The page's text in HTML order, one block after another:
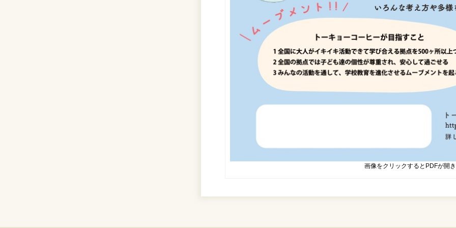
画像をクリックするとPDFが開